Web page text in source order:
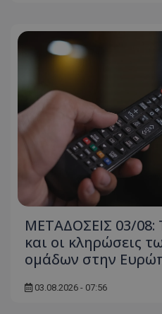
ΜΕΤΑΔΟΣΕΙΣ 03/08:
και οι κληρώσεις
ομάδων στην
03.08.2026 - 07:56